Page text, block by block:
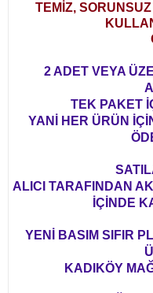
TEMİZ,
2 ADET VEYA
TEK PAKET
YANİ HER ÜRÜN
ALICI TARAFINDAN
İÇİNDE
YENİ BASIM SIFIR
KADIKÖY